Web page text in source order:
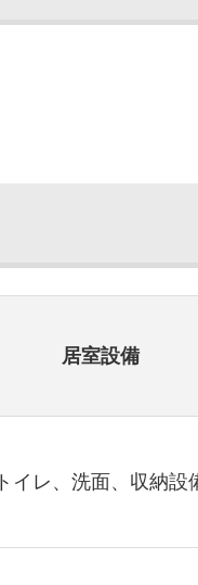
居室設備
トイレ、洗面、収納設